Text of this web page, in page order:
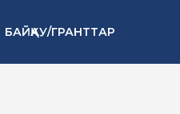
БАЙҚАУ/ГРАНТТАР